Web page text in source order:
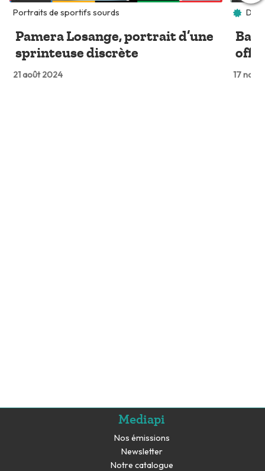
Portraits de sportifs sourds
Pamera Losange, portrait d’une
sprinteuse discrète
21 août 2024 17 nov.
Mediapi
Nos émissions
Newsletter
Notre catalogue